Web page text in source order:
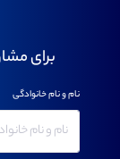
برای
نام و نام خانوادگی